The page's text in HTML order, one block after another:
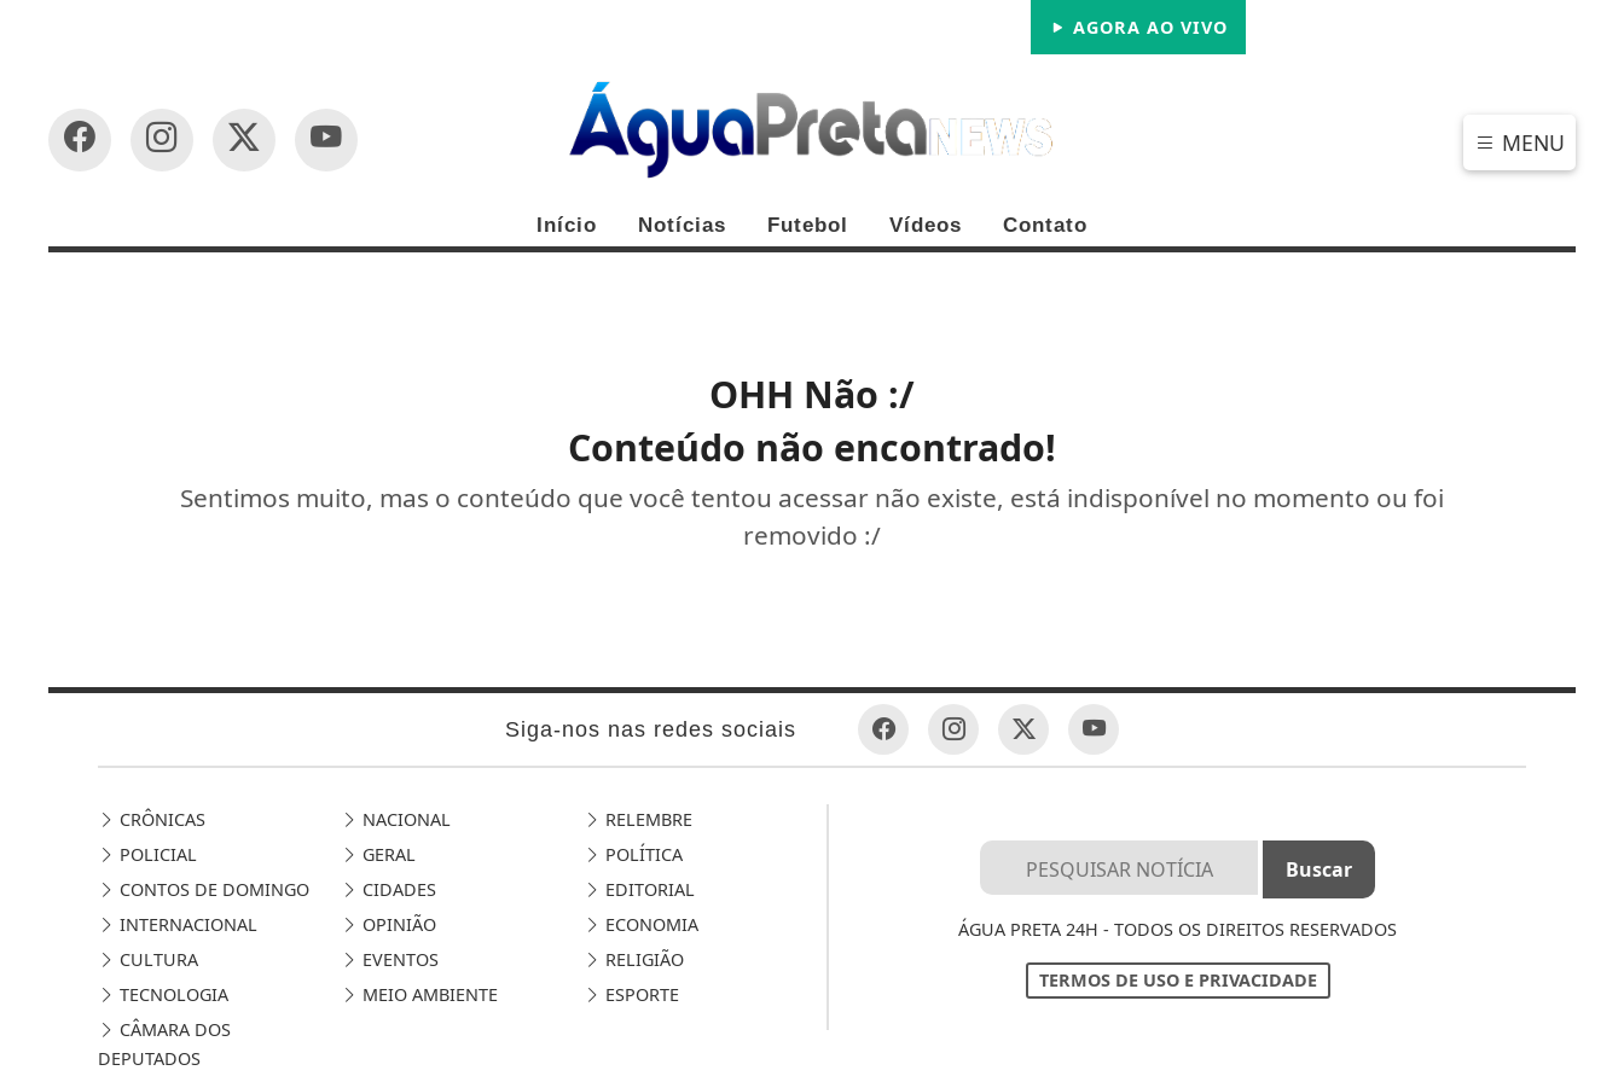
AGORA AO VIVO
MENU
Início Notícias Futebol Vídeos Contato
OHH Não :/
Conteúdo não encontrado!
Sentimos muito, mas o conteúdo que você tentou acessar não existe, está indisponível no momento ou foi
removido :/
Siga-nos nas redes sociais
CRÔNICAS NACIONAL
RELEMBRE
POLICIAL
GERAL
POLÍTICA
CONTOS DE DOMINGO
CIDADES
EDITORIAL
INTERNACIONAL
OPINIÃO
ECONOMIA
CULTURA
EVENTOS
RELIGIÃO
TECNOLOGIA
MEIO AMBIENTE
ESPORTE
CÂMARA DOS
DEPUTADOS
ÁGUA PRETA 24H - TODOS OS DIREITOS RESERVADOS
TERMOS DE USO E PRIVACIDADE